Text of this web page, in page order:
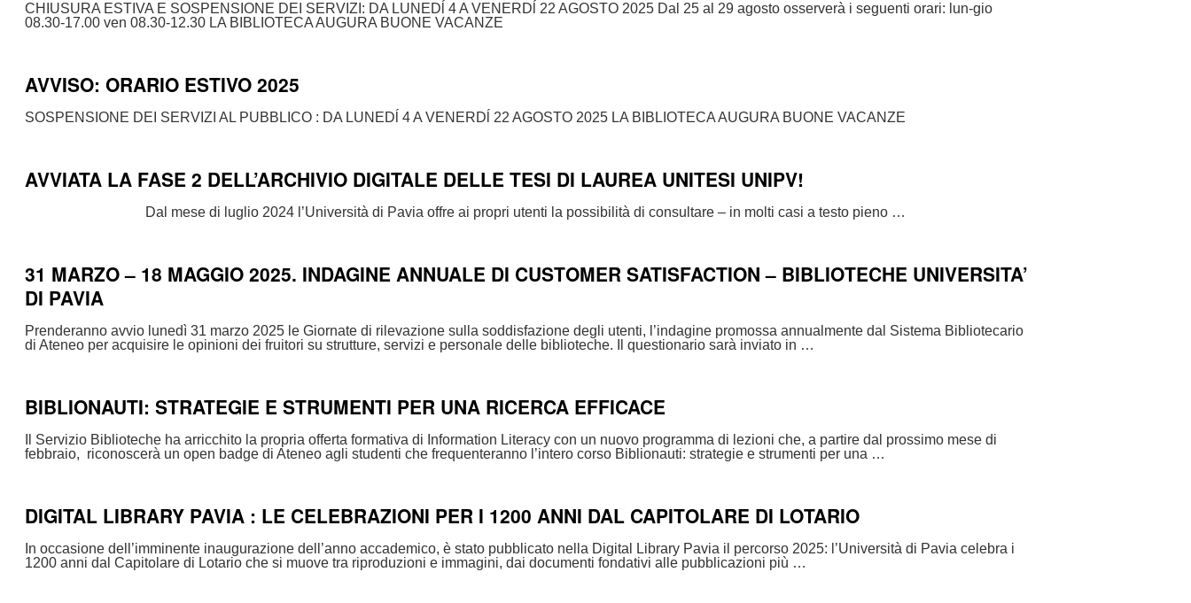
CHIUSURA ESTIVA E SOSPENSIONE DEI SERVIZI: DA LUNEDĺ 4 A VENERDĺ 22 AGOSTO 2025 Dal 25 al 29 agosto osserverà i seguenti orari: lun-gio
08.30-17.00 ven 08.30-12.30 LA BIBLIOTECA AUGURA BUONE VACANZE
AVVISO: ORARIO ESTIVO 2025
SOSPENSIONE DEI SERVIZI AL PUBBLICO : DA LUNEDĺ 4 A VENERDĺ 22 AGOSTO 2025 LA BIBLIOTECA AUGURA BUONE VACANZE
AVVIATA LA FASE 2 DELL’ARCHIVIO DIGITALE DELLE TESI DI LAUREA UNITESI UNIPV!
Dal mese di luglio 2024 l’Università di Pavia offre ai propri utenti la possibilità di consultare – in molti casi a testo pieno …
31 MARZO – 18 MAGGIO 2025. INDAGINE ANNUALE DI CUSTOMER SATISFACTION – BIBLIOTECHE UNIVERSITA’
DI PAVIA
Prenderanno avvio lunedì 31 marzo 2025 le Giornate di rilevazione sulla soddisfazione degli utenti, l’indagine promossa annualmente dal Sistema Bibliotecario
di Ateneo per acquisire le opinioni dei fruitori su strutture, servizi e personale delle biblioteche. Il questionario sarà inviato in …
BIBLIONAUTI: STRATEGIE E STRUMENTI PER UNA RICERCA EFFICACE
Il Servizio Biblioteche ha arricchito la propria offerta formativa di Information Literacy con un nuovo programma di lezioni che, a partire dal prossimo mese di
febbraio, riconoscerà un open badge di Ateneo agli studenti che frequenteranno l’intero corso Biblionauti: strategie e strumenti per una …
DIGITAL LIBRARY PAVIA : LE CELEBRAZIONI PER I 1200 ANNI DAL CAPITOLARE DI LOTARIO
In occasione dell’imminente inaugurazione dell’anno accademico, è stato pubblicato nella Digital Library Pavia il percorso 2025: l’Università di Pavia celebra i
1200 anni dal Capitolare di Lotario che si muove tra riproduzioni e immagini, dai documenti fondativi alle pubblicazioni più …